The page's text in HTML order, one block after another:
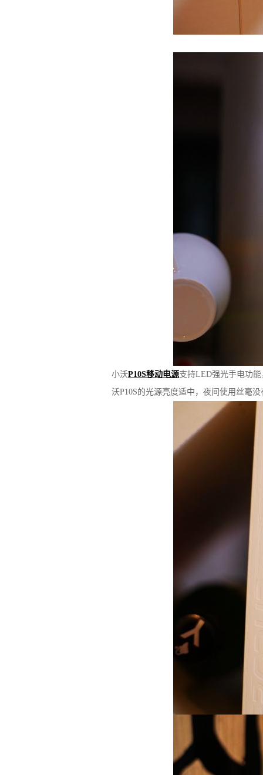
小沃P10S移动电源支持LED强光手电功
沃P10S的光源亮度适中，夜间使用丝毫